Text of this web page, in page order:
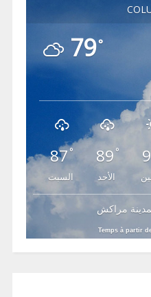
79°
87°
السبت
89 °
الأحد
مراكش
Temps à partir